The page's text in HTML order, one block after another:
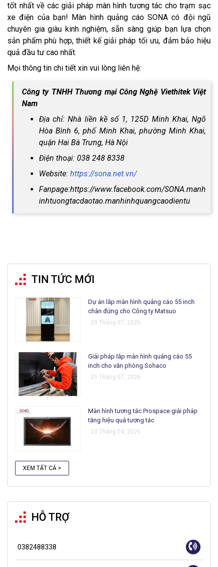
tốt nhất về các giải pháp màn hình tương tác cho trạm sạc
xe điện của bạn! Màn hình quảng cáo SONA có đội ngũ
chuyên gia giàu kinh nghiệm, sẵn sàng giúp bạn lựa chọn
sản phẩm phù hợp, thiết kế giải pháp tối ưu, đảm bảo hiệu
quả đầu tư cao nhất.
Mọi thông tin chi tiết xin vui lòng liên hệ:
Công ty TNHH Thương mại Công Nghệ Viethitek Việt
Nam
Địa chỉ: Nhà liền kề số 1, 125D Minh Khai, Ngõ
Hòa Bình 6, phố Minh Khai, phường Minh Khai,
quận Hai Bà Trưng, Hà Nội
Điện thoại: 038 248 8338
Website: https://sona.net.vn/
Fanpage:https://www.facebook.com/SONA.manh
inhtuongtacdaotao.manhinhquangcaodientu
TIN TỨC MỚI
Dự án lắp màn hình quảng cáo 55 inch
chân đứng cho Công ty Matsuo
29 Tháng 07, 2026
Giải pháp lắp màn hình quảng cáo 55
inch cho văn phòng Sohaco
29 Tháng 07, 2026
Màn hình tương tác Prospace giải pháp
tăng hiệu quả tương tác
23 Tháng 04, 2026
XEM TẤT CẢ >
HỖ TRỢ
0382488338